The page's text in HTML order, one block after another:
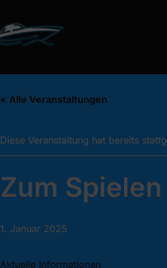
« Alle Veranstaltungen
Diese Veranstaltung hat bereits
Zum Spielen
1. Januar 2025
Aktuelle Informationen